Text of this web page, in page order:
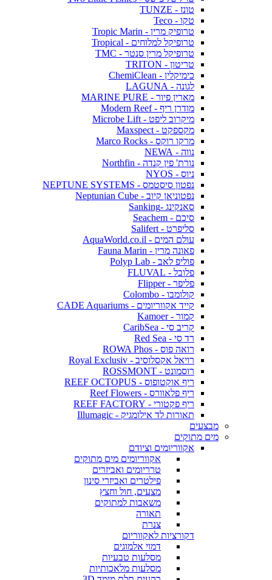
טונז - TUNZE
טקו - Teco
טרופיק מרין - Tropic Marin
טרופיקל למלוחים - Tropical
טרופיקל מרין סנטר - TMC
טריטון - TRITON
כימיקלין - ChemiClean
לגונה - LAGUNA
מארין פיור - MARINE PURE
מודרן ריף - Modern Reef
מיקרוב ליפט - Microbe Lift
מקספקט - Maxspect
מרקו רוקס - Marco Rocks
נווה - NEWA
נורת' פין קנדה - Northfin
ניוס - NYOS
נפטון סיסטמס - NEPTUNE SYSTEMS
נפטוניאן קיוב - Neptunian Cube
סאנקינג -Sanking
סיכם - Seachem
סליפרט - Salifert
עולם המים - AquaWorld.co.il
פאונה מרין - Fauna Marin
פוליפ לאב - Polyp Lab
פלובל - FLUVAL
פליפר - Flipper
קולומבו - Colombo
קייד אקווריומים - CADE Aquariums
קמור - Kamoer
קריב סי - CaribSea
רד סי - Red Sea
רואה פוס - ROWA Phos
רויאל אקסלוסיב - Royal Exclusiv
רוסמונט - ROSSMONT
ריף אוקטופוס - REEF OCTOPUS
ריף פלאוורס - Reef Flowers
ריף פקטורי - REEF FACTORY
תאורות לד אילומגיק - Illumagic
מבצעים
מים מתוקים
אקווריומים וציודם
אקווריומים מים מתוקים
טרריומים ואביזרים
פילטרים ואביזרי סינון
מצעים, חול וחצץ
משאבות למתוקים
תאורה
צנרת
דקורציות לאקווריום
דמוי אלמוגים
מסלעות טבעיות
מסלעות מלאכותיות